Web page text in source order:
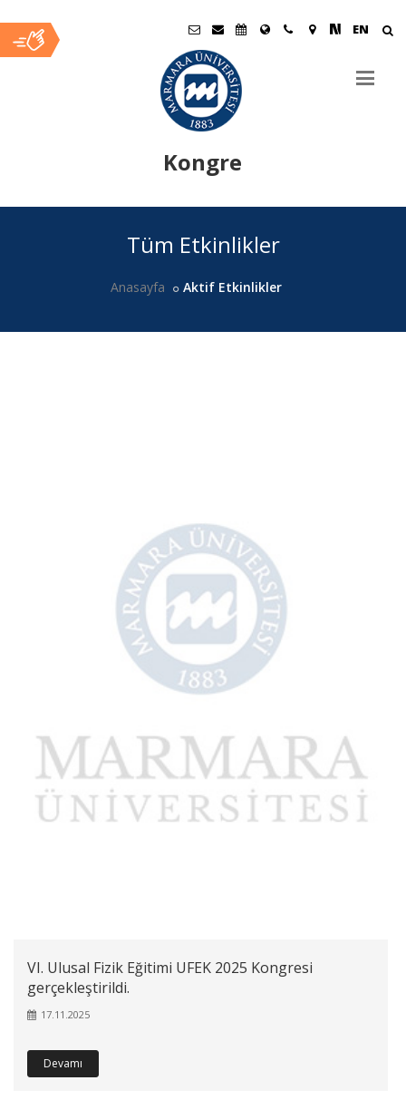
EN
Kongre
Tüm Etkinlikler
Anasayfa Aktif Etkinlikler
VI. Ulusal Fizik Eğitimi UFEK 2025 Kongresi
gerçekleştirildi.
17.11.2025
Devamı